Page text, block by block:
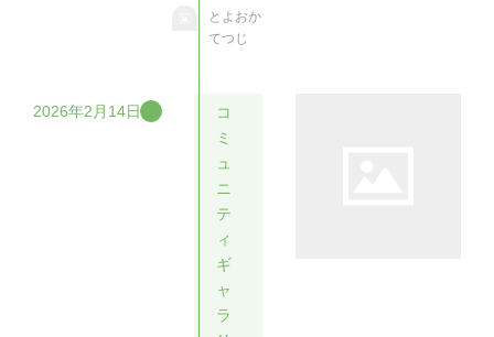
とよおか
てつじ
2026年2月14日
コ
ミ
ュ
ニ
テ
ィ
ギ
ャ
ラ